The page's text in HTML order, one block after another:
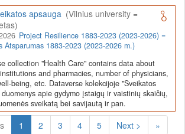
apsauga (Vilnius university =
Project Resilience 1883-2023 (2023-2026) =
Atsparumas 1883-2023 (2023-2026 m.)
collection "Health Care" contains data about
and pharmacies, number of physicians,
being, etc. Dataverse kolekcijoje "Sveikatos
apie gydymo įstaigų ir vaistinių skaičių,
sveikatą bei savijautą ir pan.
1 (Current)
2 3 4 5 Next > »